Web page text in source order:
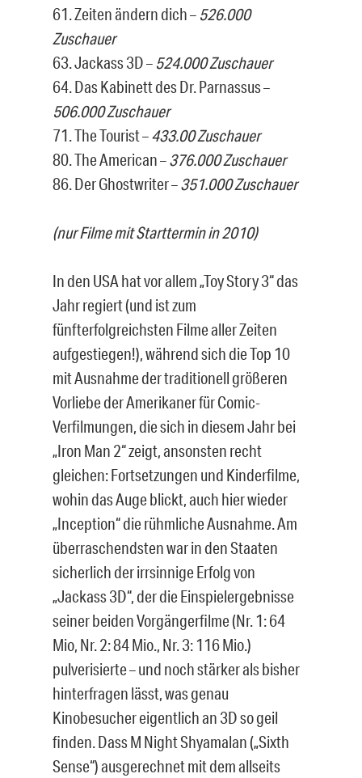
61. Zeiten ändern dich – 526.000
Zuschauer
63. Jackass 3D – 524.000 Zuschauer
64. Das Kabinett des Dr. Parnassus –
506.000 Zuschauer
71. The Tourist –433.00 Zuschauer
80. The American –376.000 Zuschauer
86. Der Ghostwriter –351.000 Zuschauer
(nur Filme mit Starttermin in 2010)
In den USA hat vor allem „Toy Story 3“ das
Jahr regiert (und ist zum
fünfterfolgreichsten Filme aller Zeiten
aufgestiegen!), während sich die Top 10
mit Ausnahme der traditionell größeren
Vorliebe der Amerikaner für Comic-
Verfilmungen, die sich in diesem Jahr bei
„Iron Man 2“ zeigt, ansonsten recht
gleichen: Fortsetzungen und Kinderfilme,
wohin das Auge blickt, auch hier wieder
„Inception“ die rühmliche Ausnahme. Am
überraschendsten war in den Staaten
sicherlich der irrsinnige Erfolg von
„Jackass 3D“, der die Einspielergebnisse
seiner beiden Vorgängerfilme (Nr. 1: 64
Mio, Nr. 2: 84 Mio., Nr. 3: 116 Mio.)
pulverisierte – und noch stärker als bisher
hinterfragen lässt, was genau
Kinobesucher eigentlich an 3D so geil
finden. Dass M Night Shyamalan („Sixth
Sense“) ausgerechnet mit dem allseits